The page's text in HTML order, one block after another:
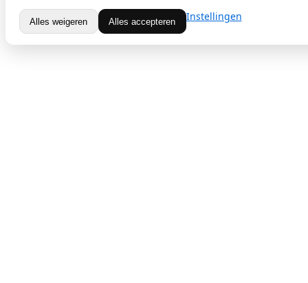
Alles weigeren Alles accepteren Instellingen